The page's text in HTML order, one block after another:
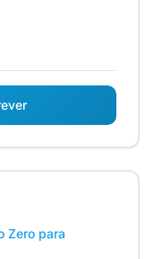
Zero para